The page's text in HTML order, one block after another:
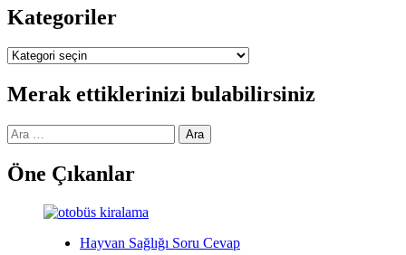
Kategoriler
Kategoriler
Merak ettiklerinizi bulabilirsiniz
Arama:
Öne Çıkanlar
Hayvan Sağlığı Soru Cevap